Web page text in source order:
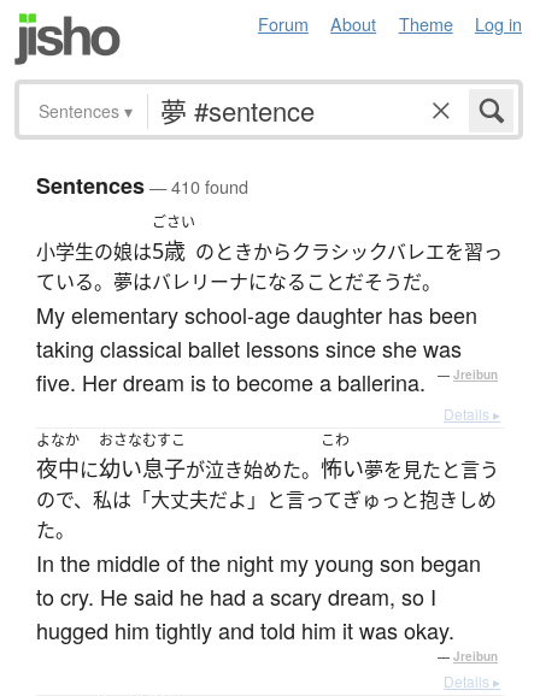
Forum About Theme Log in
Sentences ▾
Sentences— 410 found
小学生の娘は
ごさい
5歳 のときからクラシックバレエを習っ
ている。夢はバレリーナになることだそうだ。
My elementary school-age daughter has been
taking classical ballet lessons since she was
five. Her dream is to become a ballerina.
— Jreibun
Details ▸
よなか
夜中に
おさな
幼い
むすこ
息子が泣き始めた。
こわ
怖い夢を見たと言う
ので、私は「大丈夫だよ」と言ってぎゅっと抱きしめ
た。
In the middle of the night my young son began
to cry. He said he had a scary dream, so I
hugged him tightly and told him it was okay.
— Jreibun
Details ▸